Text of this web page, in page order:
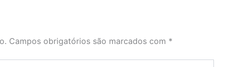
Campos obrigatórios são marcados com *